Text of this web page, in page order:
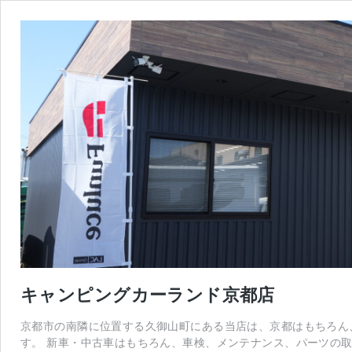
キャンピングカーランド京都店
京都市の南隣に位置する久御山町にある当店は、京都はもちろ
す。 新車・中古車はもちろん、車検、メンテナンス、パーツ